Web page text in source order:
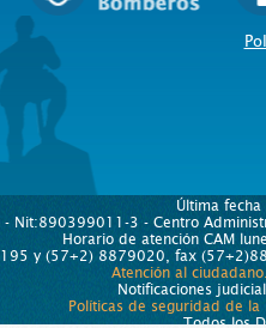
Última
- Nit:890399011-3 - Centro
Horario de atención CAM
195 y (57+2) 8879020, fax
Atención al
Notificaciones
Políticas de seguridad de
Todos los